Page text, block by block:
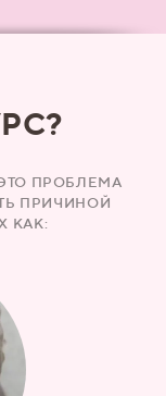
ПРОБЛЕМА
ПРИЧИНОЙ
КАК: